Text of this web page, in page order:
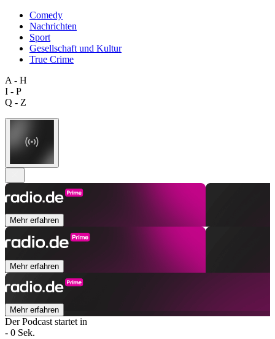
Comedy
Nachrichten
Sport
Gesellschaft und Kultur
True Crime
A - H
I - P
Q - Z
Mehr erfahren
Mehr erfahren
Mehr erfahren
Der Podcast startet in
- 0 Sek.